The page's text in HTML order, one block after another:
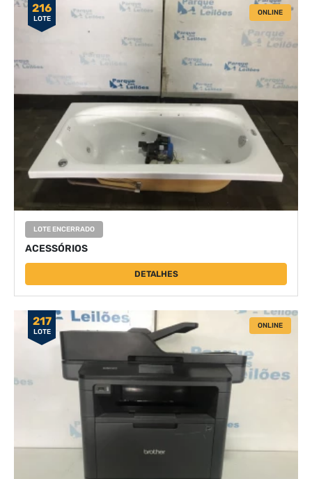
216
LOTE
ONLINE
LOTE ENCERRADO
ACESSÓRIOS
DETALHES
217
LOTE
ONLINE